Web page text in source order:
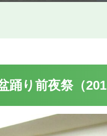
り前夜祭（